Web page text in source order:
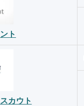
ト
カウト